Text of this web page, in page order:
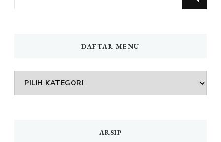
Sesuatu?
DAFTAR MENU
DAFTAR
MENU
ARSIP